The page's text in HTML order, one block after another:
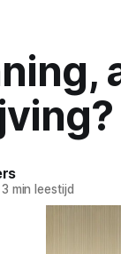
min leestijd